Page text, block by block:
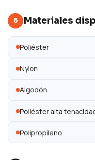
5 Materiales
Poliéster
Nylon
Algodón
Poliéster alta
Polipropileno